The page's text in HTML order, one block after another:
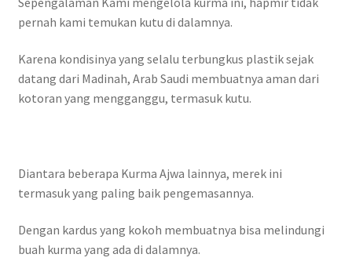
pernah kami temukan kutu di dalamnya.
Karena kondisinya yang selalu terbungkus plastik sejak
datang dari Madinah, Arab Saudi membuatnya aman dari
kotoran yang mengganggu, termasuk kutu.
Diantara beberapa Kurma Ajwa lainnya, merek ini
termasuk yang paling baik pengemasannya.
Dengan kardus yang kokoh membuatnya bisa melindungi
buah kurma yang ada di dalamnya.